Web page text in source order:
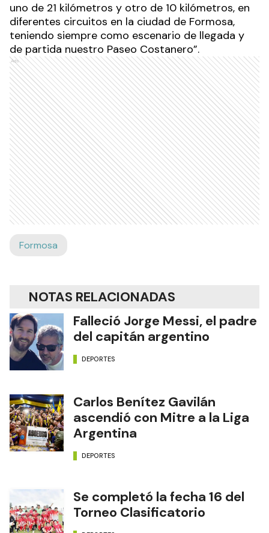
uno de 21 kilómetros y otro de 10 kilómetros, en
diferentes circuitos en la ciudad de Formosa,
teniendo siempre como escenario de llegada y
de partida nuestro Paseo Costanero”.
Ads
Formosa
NOTAS RELACIONADAS
Falleció Jorge Messi, el padre
del capitán argentino
DEPORTES
Carlos Benítez Gavilán
ascendió con Mitre a la Liga
Argentina
DEPORTES
Se completó la fecha 16 del
Torneo Clasificatorio